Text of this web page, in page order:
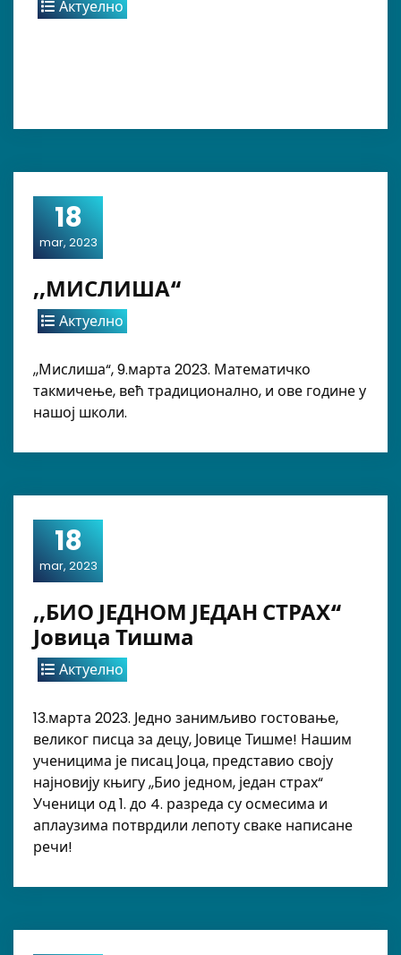
Актуелно
18
mar, 2023
,,МИСЛИША“
Актуелно
,,Мислиша“, 9.марта 2023. Математичко
такмичење, већ традиционално, и ове године у
нашој школи.
18
mar, 2023
,,БИО ЈЕДНОМ ЈЕДАН СТРАХ“
Јовица Тишма
Актуелно
13.марта 2023. Једно занимљиво гостовање,
великог писца за децу, Јовице Тишме! Нашим
ученицима је писац Јоца, представио своју
најновију књигу ,,Био једном, један страх“
Ученици од 1. до 4. разреда су осмесима и
аплаузима потврдили лепоту сваке написане
речи!